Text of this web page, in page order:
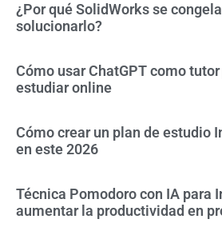
¿Por qué SolidWorks se
solucionarlo?
Cómo usar ChatGPT como
estudiar online
Cómo crear un plan de estudio
en este 2026
Técnica Pomodoro con IA para
aumentar la productividad en